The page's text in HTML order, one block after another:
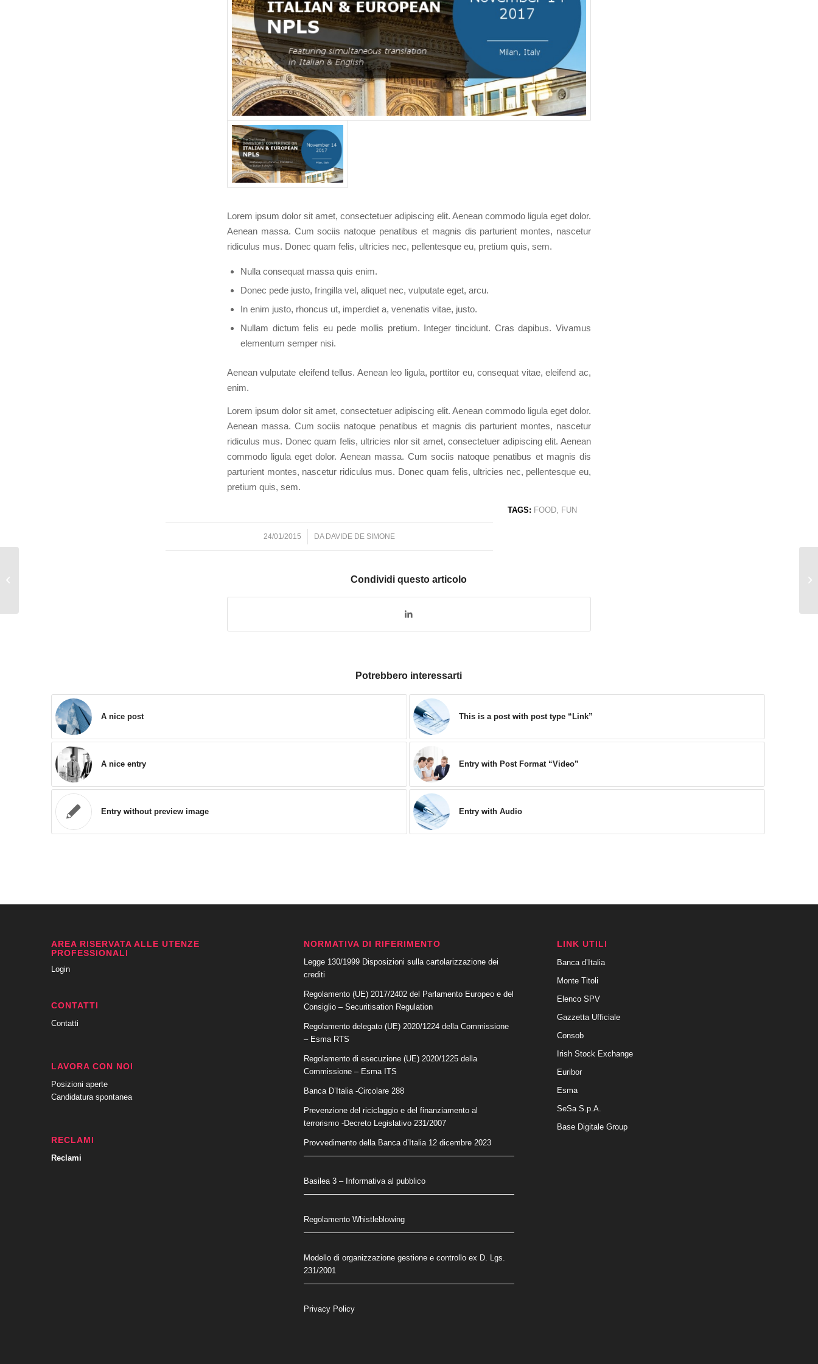
Lorem ipsum dolor sit amet, consectetuer adipiscing elit. Aenean commodo ligula eget dolor.
Aenean massa. Cum sociis natoque penatibus et magnis dis parturient montes, nascetur
ridiculus mus. Donec quam felis, ultricies nec, pellentesque eu, pretium quis, sem.
Nulla consequat massa quis enim.
Donec pede justo, fringilla vel, aliquet nec, vulputate eget, arcu.
In enim justo, rhoncus ut, imperdiet a, venenatis vitae, justo.
Nullam dictum felis eu pede mollis pretium. Integer tincidunt. Cras dapibus. Vivamus
elementum semper nisi.
Aenean vulputate eleifend tellus. Aenean leo ligula, porttitor eu, consequat vitae, eleifend ac,
enim.
Lorem ipsum dolor sit amet, consectetuer adipiscing elit. Aenean commodo ligula eget dolor.
Aenean massa. Cum sociis natoque penatibus et magnis dis parturient montes, nascetur
ridiculus mus. Donec quam felis, ultricies nlor sit amet, consectetuer adipiscing elit. Aenean
commodo ligula eget dolor. Aenean massa. Cum sociis natoque penatibus et magnis dis
parturient montes, nascetur ridiculus mus. Donec quam felis, ultricies nec, pellentesque eu,
pretium quis, sem.
24/01/2015
/ DA DAVIDE DE SIMONE
TAGS: FOOD, FUN
Condividi questo articolo
Potrebbero interessarti
A nice post This is a post with post type “Link”
A nice entry Entry with Post Format “Video”
Entry without preview image Entry with Audio
AREA RISERVATA ALLE UTENZE
PROFESSIONALI
Login
CONTATTI
Contatti
LAVORA CON NOI
Posizioni aperte
Candidatura spontanea
RECLAMI
Reclami
NORMATIVA DI RIFERIMENTO
Legge 130/1999 Disposizioni sulla cartolarizzazione dei
crediti
Regolamento (UE) 2017/2402 del Parlamento Europeo e del
Consiglio – Securitisation Regulation
Regolamento delegato (UE) 2020/1224 della Commissione
– Esma RTS
Regolamento di esecuzione (UE) 2020/1225 della
Commissione – Esma ITS
Banca D’Italia -Circolare 288
Prevenzione del riciclaggio e del finanziamento al
terrorismo-Decreto Legislativo 231/2007
Provvedimento della Banca d’Italia 12 dicembre 2023
Basilea 3 – Informativa al pubblico
Regolamento Whistleblowing
Modello di organizzazione gestione e controllo ex D. Lgs.
231/2001
Privacy Policy
LINK UTILI
Banca d’Italia
Monte Titoli
Elenco SPV
Gazzetta Ufficiale
Consob
Irish Stock Exchange
Euribor
Esma
SeSa S.p.A.
Base Digitale Group